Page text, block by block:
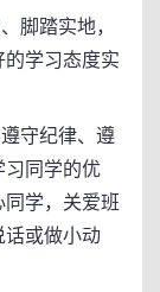
脚踏实地，
学习态度实
守纪律、遵
习同学的优
学，关爱班
话或做小动